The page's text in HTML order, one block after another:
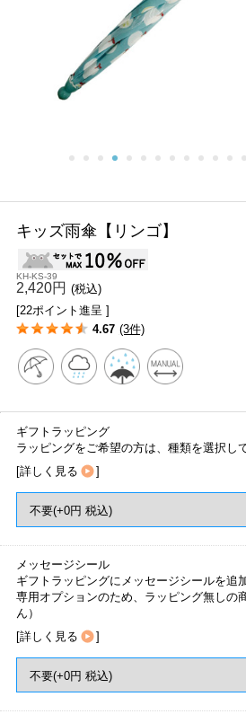
キッズ雨傘【リンゴ】
KH-KS-39
2,420円 (税込)
[22ポイント進呈 ]
4.67 (3件)
ギフトラッピング
ラッピングをご希望の方は、種類を選択し
[詳しく見る ]
メッセージシール
ギフトラッピングにメッセージシールを追
専用オプションのため、ラッピング無しの
ん）
[詳しく見る ]